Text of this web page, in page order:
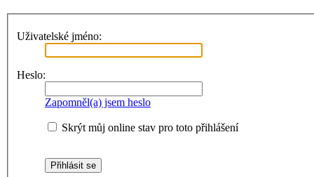
Uživatelské jméno:
Heslo:
Zapomněl(a) jsem heslo
Skrýt můj online stav pro toto přihlášení